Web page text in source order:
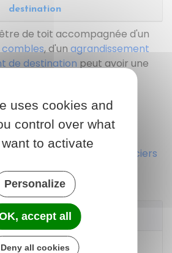
destination
de toit accompagnée d'un
, d'unagrandissement
de destination peut avoir une
fonciers. Pour plus de
pouvez contacter votre
des impôts fonciers :
des impôts fonciers
: article R*421-14
uses cookies and
control over what
to activate
Personalize
accept all
Deny all cookies